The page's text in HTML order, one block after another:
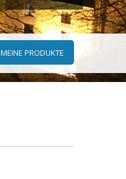
MEINE PRODUKTE